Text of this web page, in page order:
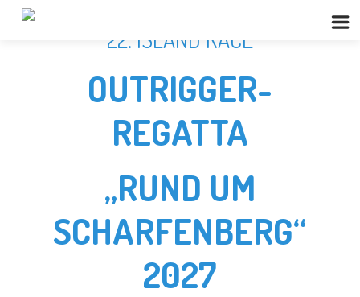
22. ISLAND RACE
OUTRIGGER-
REGATTA
„RUND UM
SCHARFENBERG“
2027